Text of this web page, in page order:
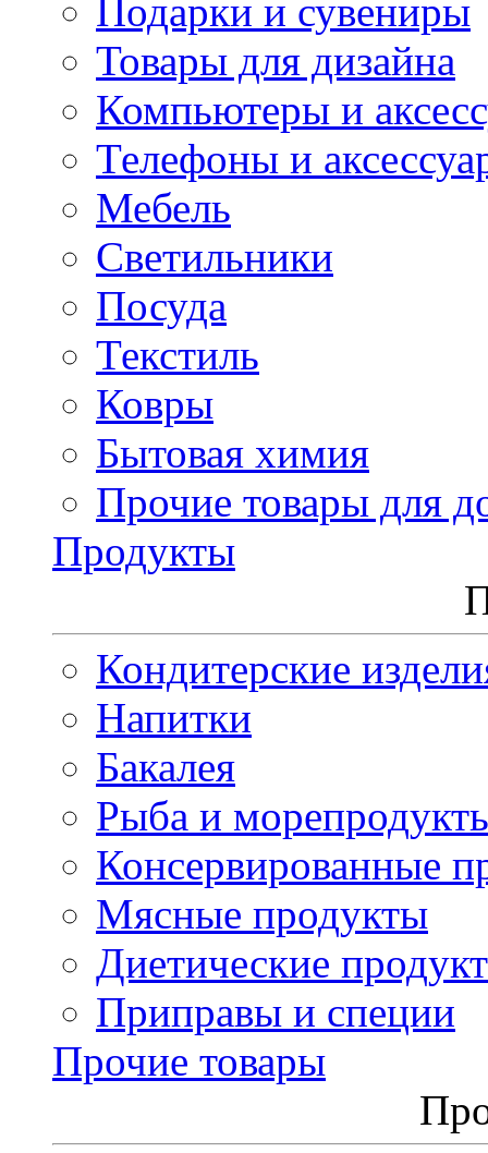
Подарки и сувениры
Товары для дизайна
Компьютеры и
Телефоны и
Мебель
Светильники
Посуда
Текстиль
Ковры
Бытовая химия
Прочие товары для
Продукты
Кондитерские
Напитки
Бакалея
Рыба и
Консервированные
Мясные продукты
Диетические
Приправы и специи
Прочие товары